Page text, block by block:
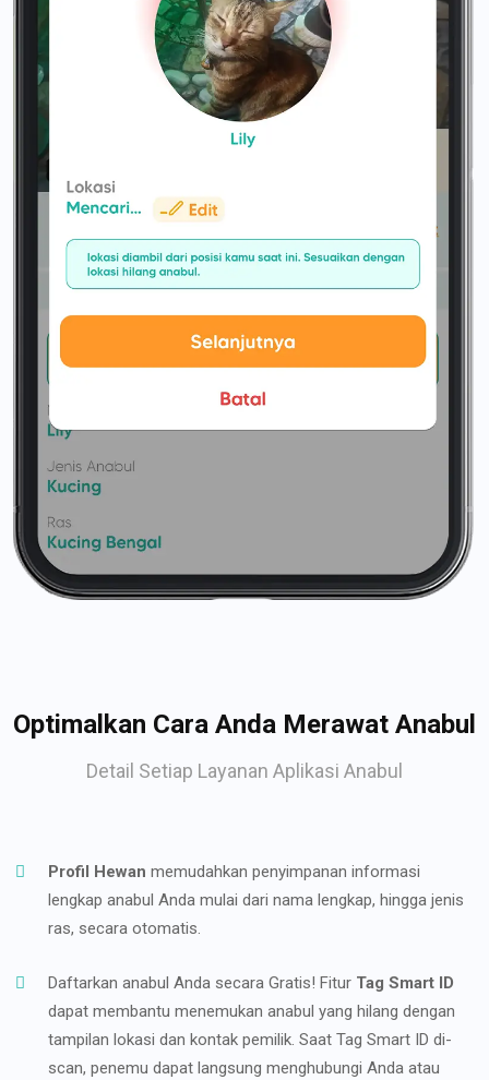
Optimalkan Cara Anda Merawat Anabul
Detail Setiap Layanan Aplikasi Anabul
Profil Hewan memudahkan penyimpanan informasi
lengkap anabul Anda mulai dari nama lengkap, hingga jenis
ras, secara otomatis.
Daftarkan anabul Anda secara Gratis! Fitur Tag Smart ID
dapat membantu menemukan anabul yang hilang dengan
tampilan lokasi dan kontak pemilik. Saat Tag Smart ID di-
scan, penemu dapat langsung menghubungi Anda atau